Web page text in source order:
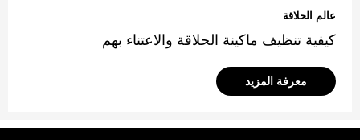
عالم الحلاقة
كيفية تنظيف ماكينة الحلاقة والاعتناء بهم
معرفة المزيد